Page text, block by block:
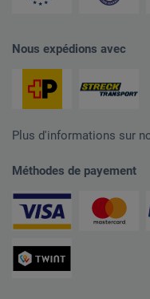
Nous expédions avec
Plus d'informations sur
Méthodes de payement